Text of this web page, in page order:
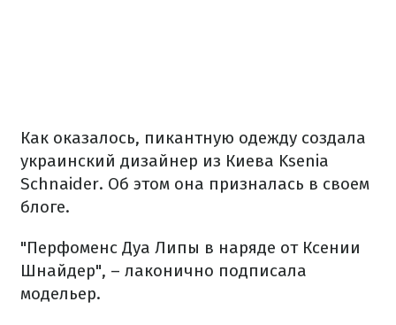
Как оказалось, пикантную одежду создала
украинский дизайнер из Киева Ksenia
Schnaider. Об этом она призналась в своем
блоге.
"Перфоменс Дуа Липы в наряде от Ксении
Шнайдер", – лаконично подписала
модельер.